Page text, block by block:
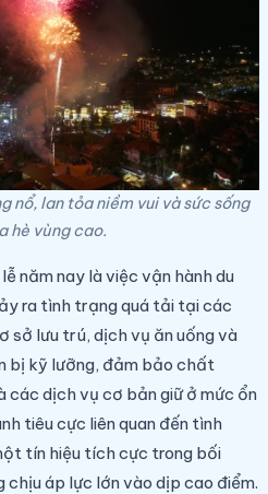
nổ, lan tỏa niềm vui và sức sống
hè vùng cao.
năm nay là việc vận hành du
ra tình trạng quá tải tại các
sở lưu trú, dịch vụ ăn uống và
bị kỹ lưỡng, đảm bảo chất
các dịch vụ cơ bản giữ ở mức ổn
tiêu cực liên quan đến tình
tín hiệu tích cực trong bối
chịu áp lực lớn vào dịp cao điểm.